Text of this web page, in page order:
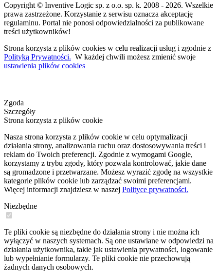
Copyright © Inventive Logic sp. z o.o. sp. k. 2008 - 2026. Wszelkie
prawa zastrzeżone. Korzystanie z serwisu oznacza akceptację
regulaminu. Portal nie ponosi odpowiedzialności za publikowane
treści użytkowników!
Strona korzysta z plików cookies w celu realizacji usług i zgodnie z
Polityką Prywatności. W każdej chwili możesz zmienić swoje
ustawienia plików cookies
Zgoda
Szczegóły
Strona korzysta z plików cookie
Nasza strona korzysta z plików cookie w celu optymalizacji
działania strony, analizowania ruchu oraz dostosowywania treści i
reklam do Twoich preferencji. Zgodnie z wymogami Google,
korzystamy z trybu zgody, który pozwala kontrolować, jakie dane
są gromadzone i przetwarzane. Możesz wyrazić zgodę na wszystkie
kategorie plików cookie lub zarządzać swoimi preferencjami.
Więcej informacji znajdziesz w naszej Polityce prywatności.
Niezbędne
Te pliki cookie są niezbędne do działania strony i nie można ich
wyłączyć w naszych systemach. Są one ustawiane w odpowiedzi na
działania użytkownika, takie jak ustawienia prywatności, logowanie
lub wypełnianie formularzy. Te pliki cookie nie przechowują
żadnych danych osobowych.